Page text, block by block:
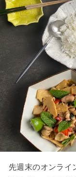
先週末のオンライ